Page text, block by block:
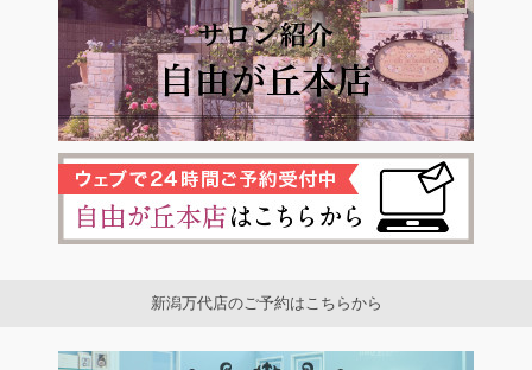
新潟万代店のご予約はこちらから